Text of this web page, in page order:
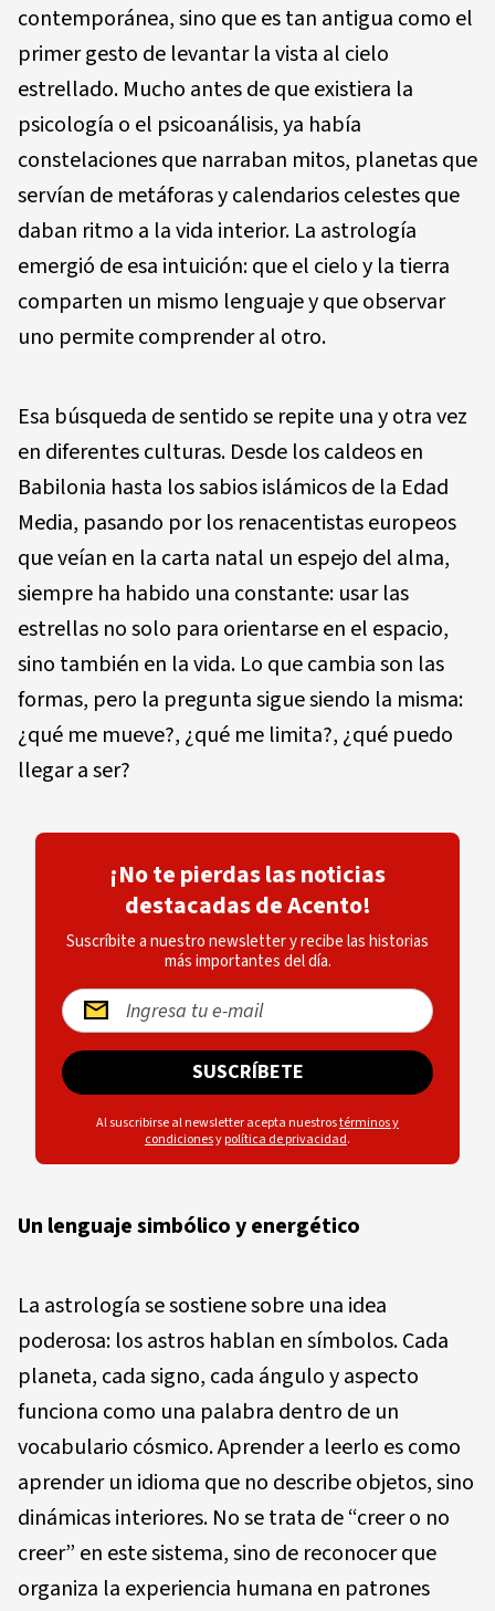
contemporánea, sino que es tan antigua como el
primer gesto de levantar la vista al cielo
estrellado. Mucho antes de que existiera la
psicología o el psicoanálisis, ya había
constelaciones que narraban mitos, planetas que
servían de metáforas y calendarios celestes que
daban ritmo a la vida interior. La astrología
emergió de esa intuición: que el cielo y la tierra
comparten un mismo lenguaje y que observar
uno permite comprender al otro.
Esa búsqueda de sentido se repite una y otra vez
en diferentes culturas. Desde los caldeos en
Babilonia hasta los sabios islámicos de la Edad
Media, pasando por los renacentistas europeos
que veían en la carta natal un espejo del alma,
siempre ha habido una constante: usar las
estrellas no solo para orientarse en el espacio,
sino también en la vida. Lo que cambia son las
formas, pero la pregunta sigue siendo la misma:
¿qué me mueve?, ¿qué me limita?, ¿qué puedo
llegar a ser?
¡No te pierdas las noticias
destacadas de Acento!
Suscríbite a nuestro newsletter y recibe las historias
más importantes del día.
SUSCRÍBETE
Al suscribirse al newsletter acepta nuestrostérminos y
condicionesypolítica de privacidad.
Un lenguaje simbólico y energético
La astrología se sostiene sobre una idea
poderosa: los astros hablan en símbolos. Cada
planeta, cada signo, cada ángulo y aspecto
funciona como una palabra dentro de un
vocabulario cósmico. Aprender a leerlo es como
aprender un idioma que no describe objetos, sino
dinámicas interiores. No se trata de “creer o no
creer” en este sistema, sino de reconocer que
organiza la experiencia humana en patrones